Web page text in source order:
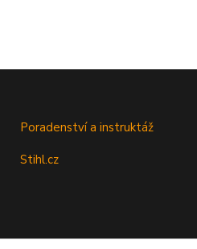
Poradenství a instruktáž
Stihl.cz